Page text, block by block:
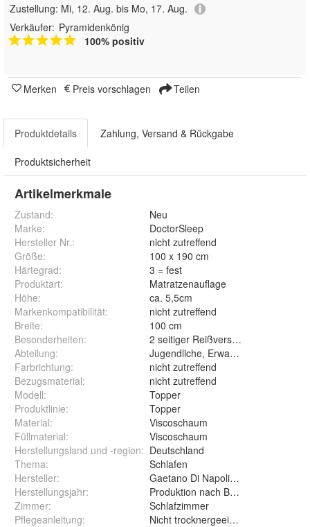
Zustellung: Mi, 12. Aug. bis Mo, 17. Aug.
Verkäufer: Pyramidenkönig
100% positiv
Merken Preis vorschlagen Teilen
Produktdetails Zahlung, Versand & Rückgabe
Produktsicherheit
Artikelmerkmale
Zustand:
Neu
Marke:
DoctorSleep
Hersteller Nr.:
nicht zutreffend
Größe:
100 x 190 cm
Härtegrad:
3 = fest
Produktart:
Matratzenauflage
Höhe:
ca. 5,5cm
Markenkompatibilität:
nicht zutreffend
Breite:
100 cm
Besonderheiten:
2 seitiger Reißverschluss
Abteilung:
Jugendliche, Erwachsene
Farbrichtung:
nicht zutreffend
Bezugsmaterial:
nicht zutreffend
Modell:
Topper
Produktlinie:
Topper
Material:
Viscoschaum
Füllmaterial:
Viscoschaum
Herstellungsland und -region: Deutschland
Thema:
Schlafen
Hersteller:
Gaetano Di Napoli® Matratzen Köln
Herstellungsjahr:
Produktion nach Bestellung
Zimmer:
Schlafzimmer
Pflegeanleitung: Nicht trocknergeeignet